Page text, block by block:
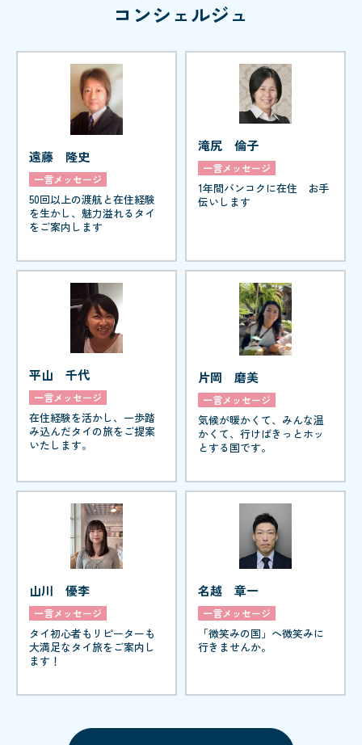
コンシェルジュ
遠藤 隆史
一言メッセージ
50回以上の渡航と在住経験
を生かし、魅力溢れるタイ
をご案内します
滝尻 倫子
一言メッセージ
1年間バンコクに在住 お手
伝いします
平山 千代
一言メッセージ
在住経験を活かし、一歩踏
み込んだタイの旅をご提案
いたします。
片岡 磨美
一言メッセージ
気候が暖かくて、みんな温
かくて、行けばきっとホッ
とする国です。
山川 優李
一言メッセージ
タイ初心者もリピーターも
大満足なタイ旅をご案内し
ます！
名越 章一
一言メッセージ
「微笑みの国」へ微笑みに
行きませんか。